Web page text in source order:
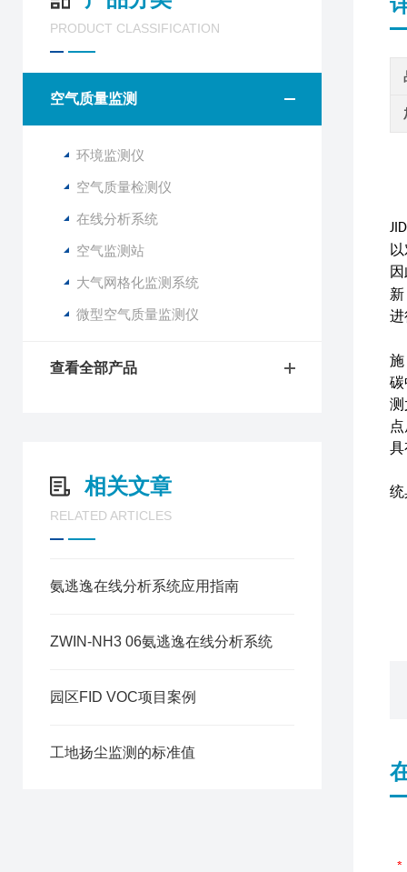
PRODUCT CLASSIFICATION
空气质量监测
环境监测仪
空气质量检测仪
在线分析系统
空气监测站
大气网格化监测系统
微型空气质量监测仪
查看全部产品
相关文章
RELATED ARTICLES
氨逃逸在线分析系统应用指南
ZWIN-NH3 06氨逃逸在线分析系统
园区FID VOC项目案例
工地扬尘监测的标准值
进
施
碳
测
具
统